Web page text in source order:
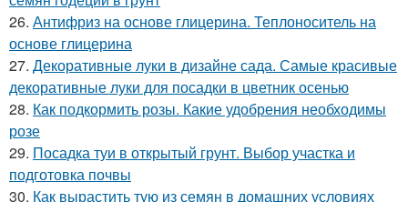
26. Антифриз на основе глицерина. Теплоноситель на
основе глицерина
27. Декоративные луки в дизайне сада. Самые красивые
декоративные луки для посадки в цветник осенью
28. Как подкормить розы. Какие удобрения необходимы
розе
29. Посадка туи в открытый грунт. Выбор участка и
подготовка почвы
30. Как вырастить тую из семян в домашних условиях